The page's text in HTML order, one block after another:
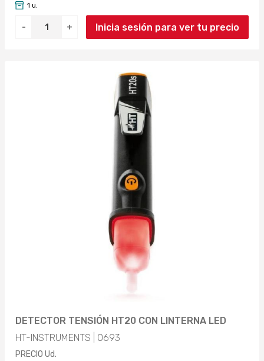
Aplicar
- +
1 u.
Inicia sesión para ver tu precio
DETECTOR TENSIÓN HT20 CON LINTERNA LED
HT-INSTRUMENTS | 0693
PRECIO Ud.